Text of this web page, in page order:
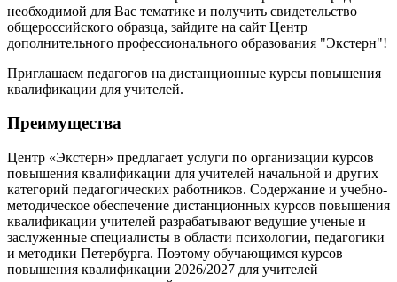
необходимой для Вас тематике и получить свидетельство
общероссийского образца, зайдите на сайт Центр
дополнительного профессионального образования "Экстерн"!
Приглашаем педагогов на дистанционные курсы повышения
квалификации для учителей.
Преимущества
Центр «Экстерн» предлагает услуги по организации курсов
повышения квалификации для учителей начальной и других
категорий педагогических работников. Содержание и учебно-
методическое обеспечение дистанционных курсов повышения
квалификации учителей разрабатывают ведущие ученые и
заслуженные специалисты в области психологии, педагогики
и методики Петербурга. Поэтому обучающимся курсов
повышения квалификации 2026/2027 для учителей